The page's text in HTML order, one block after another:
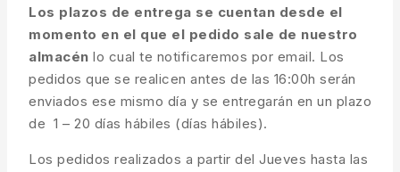
Los plazos de entrega se cuentan desde el
momento en el que el pedido sale de nuestro
almacén lo cual te notificaremos por email. Los
pedidos que se realicen antes de las 16:00h serán
enviados ese mismo día y se entregarán en un plazo
de 1 – 20 días hábiles (días hábiles).
Los pedidos realizados a partir del Jueves hasta las